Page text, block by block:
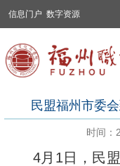
信息门户 数字资源
民盟福州市委
时间：
4月1日，民